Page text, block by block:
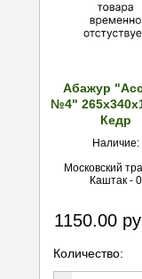
Абажур
№4"
Кедр
Наличие:
Московский
Каштак - 0
1150.00
Количество: